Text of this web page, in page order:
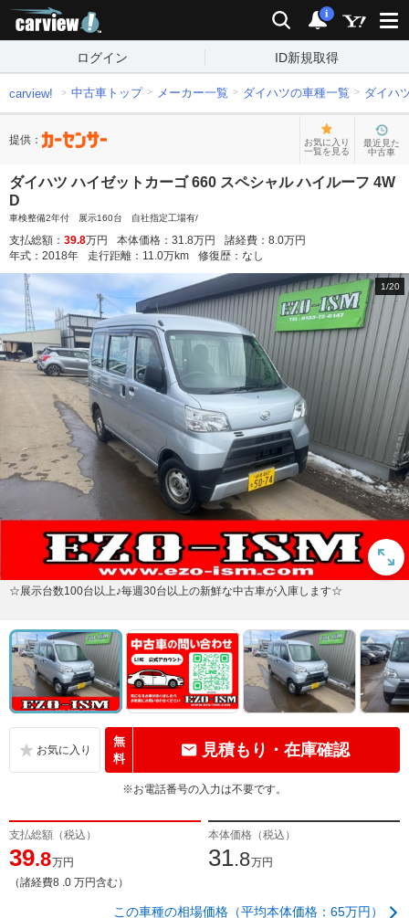
検索 通知
i
ログイン ID新規取得
carview! 中古車トップ メーカー一覧 ダイハツの車種一覧 ダイハ
提供：
お気に入り
一覧を見る
最近見た
中古車
ダイハツ ハイゼットカーゴ 660 スペシャル ハイルーフ 4W
D
車検整備2年付 展示160台 自社指定工場有/
支払総額： 39.8万円 本体価格： 31.8万円 諸経費： 8.0万円
年式： 2018年 走行距離： 11.0万km 修復歴： なし
1/20
☆展示台数100台以上♪毎週30台以上の新鮮な中古車が入庫します☆
無
料
見積もり・在庫確認
※お電話番号の入力は不要です。
支払総額（税込）
39.8万円
（諸経費8 .0 万円含む）
本体価格（税込）
31.8万円
この車種の相場価格（平均本体価格：65万円）